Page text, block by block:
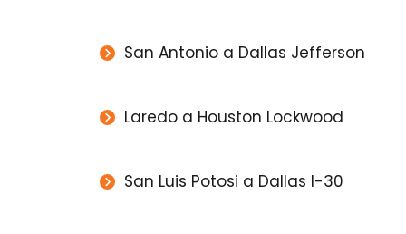
San Antonio a Dallas Jefferson
Laredo a Houston Lockwood
San Luis Potosi a Dallas I-30